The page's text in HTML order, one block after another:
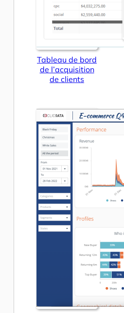
Tableau de bord
de l’acquisition
de clients